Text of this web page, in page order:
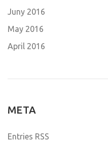
Juny 2016
May 2016
April 2016
META
Entries RSS